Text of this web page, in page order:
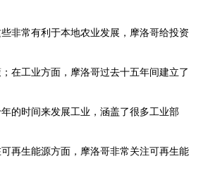
非常有利于本地农业发展，摩洛哥给投资
在工业方面，摩洛哥过去十五年间建立了
的时间来发展工业，涵盖了很多工业部
再生能源方面，摩洛哥非常关注可再生能